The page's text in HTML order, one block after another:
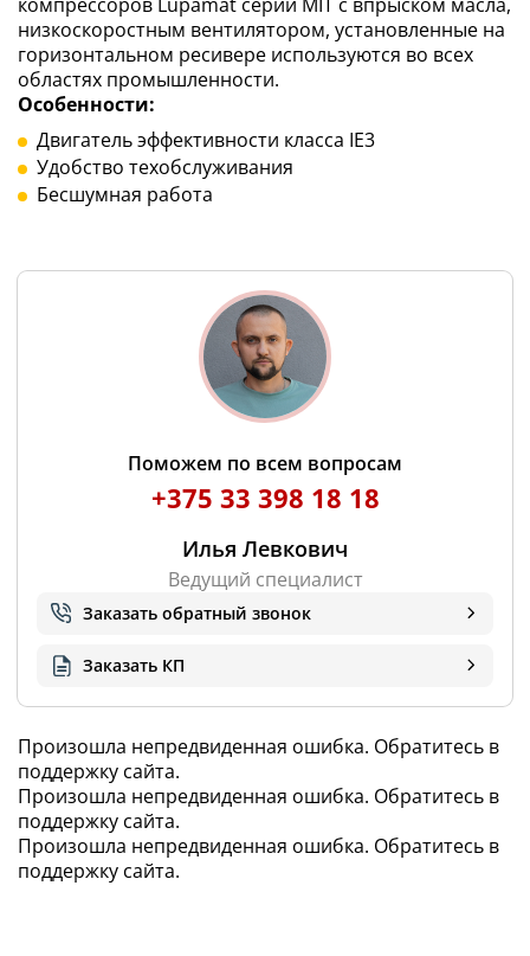
низкоскоростным вентилятором, установленные на
горизонтальном ресивере используются во всех
областях промышленности.
Особенности:
Двигатель эффективности класса IE3
Удобство техобслуживания
Бесшумная работа
Поможем по всем вопросам
+375 33 398 18 18
Илья Левкович
Ведущий специалист
Заказать обратный звонок
Заказать КП
Произошла непредвиденная ошибка. Обратитесь в
поддержку сайта.
Произошла непредвиденная ошибка. Обратитесь в
поддержку сайта.
Произошла непредвиденная ошибка. Обратитесь в
поддержку сайта.
29 507,10 BYN